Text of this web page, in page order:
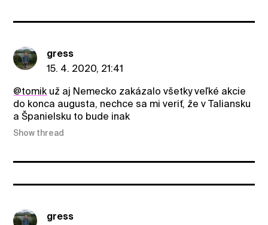
gress
15. 4. 2020, 21:41
@tomik už aj Nemecko zakázalo všetky veľké akcie
do konca augusta, nechce sa mi veriť, že v Taliansku
a Španielsku to bude inak
Show thread
gress